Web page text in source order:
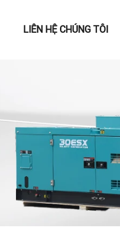
LIÊN HỆ CHÚNG TÔI